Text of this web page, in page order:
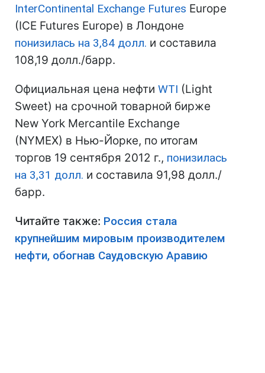
InterContinental Exchange Futures Europe
(IСE Futures Europe) в Лондоне
понизилась на 3,84 долл. и составила
108,19 долл./барр.
Официальная цена нефти WTI (Light
Sweet) на срочной товарной бирже
New York Mercantile Exchange
(NYMEX) в Нью-Йорке, по итогам
торгов 19 сентября 2012 г., понизилась
на 3,31 долл. и составила 91,98 долл./
барр.
Читайте также: Россия стала
крупнейшим мировым производителем
нефти, обогнав Саудовскую Аравию